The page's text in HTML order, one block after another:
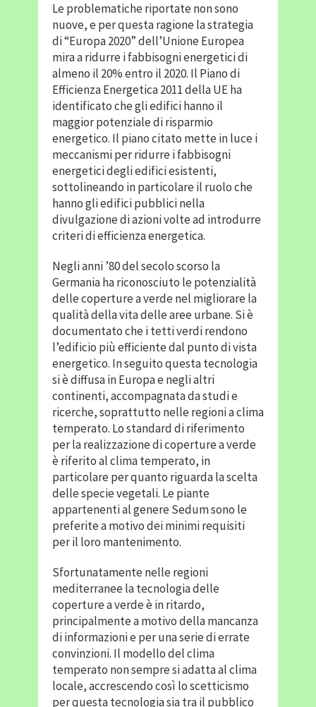
Le problematiche riportate non sono
nuove, e per questa ragione la strategia
di “Europa 2020” dell’Unione Europea
mira a ridurre i fabbisogni energetici di
almeno il 20% entro il 2020. Il Piano di
Efficienza Energetica 2011 della UE ha
identificato che gli edifici hanno il
maggior potenziale di risparmio
energetico. Il piano citato mette in luce i
meccanismi per ridurre i fabbisogni
energetici degli edifici esistenti,
sottolineando in particolare il ruolo che
hanno gli edifici pubblici nella
divulgazione di azioni volte ad introdurre
criteri di efficienza energetica.
Negli anni ’80 del secolo scorso la
Germania ha riconosciuto le potenzialità
delle coperture a verde nel migliorare la
qualità della vita delle aree urbane. Si è
documentato che i tetti verdi rendono
l’edificio più efficiente dal punto di vista
energetico. In seguito questa tecnologia
si è diffusa in Europa e negli altri
continenti, accompagnata da studi e
ricerche, soprattutto nelle regioni a clima
temperato. Lo standard di riferimento
per la realizzazione di coperture a verde
è riferito al clima temperato, in
particolare per quanto riguarda la scelta
delle specie vegetali. Le piante
appartenenti al genere Sedum sono le
preferite a motivo dei minimi requisiti
per il loro mantenimento.
Sfortunatamente nelle regioni
mediterranee la tecnologia delle
coperture a verde è in ritardo,
principalmente a motivo della mancanza
di informazioni e per una serie di errate
convinzioni. Il modello del clima
temperato non sempre si adatta al clima
locale, accrescendo così lo scetticismo
per questa tecnologia sia tra il pubblico